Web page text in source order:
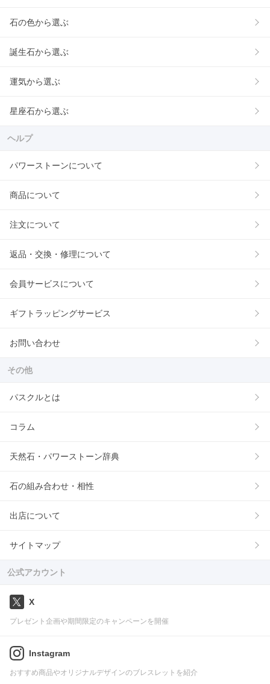
石の色から選ぶ
誕生石から選ぶ
運気から選ぶ
星座石から選ぶ
ヘルプ
パワーストーンについて
商品について
注文について
返品・交換・修理について
会員サービスについて
ギフトラッピングサービス
お問い合わせ
その他
パスクルとは
コラム
天然石・パワーストーン辞典
石の組み合わせ・相性
出店について
サイトマップ
公式アカウント
X
プレゼント企画や期間限定のキャンペーンを開催
Instagram
おすすめ商品やオリジナルデザインのブレスレットを紹介